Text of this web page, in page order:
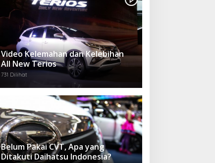
Video Kelemahan dan Kelebihan
All New Terios
731 Dilihat
Belum Pakai CVT, Apa yang
Ditakuti Daihatsu Indonesia?